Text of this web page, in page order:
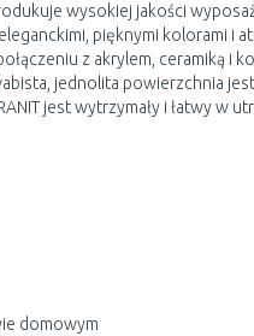
wysokiej jakości
pięknymi kolorami i
z akrylem, ceramiką i
jednolita powierzchnia
jest wytrzymały i łatwy w
domowym